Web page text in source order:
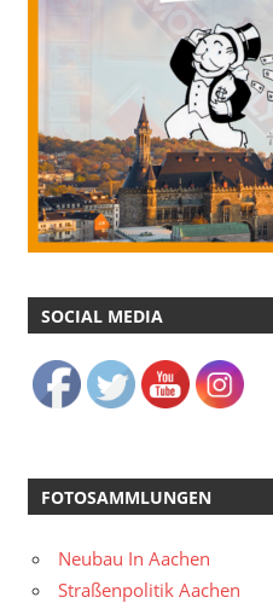
SOCIAL MEDIA
FOTOSAMMLUNGEN
Neubau In Aachen
Straßenpolitik Aachen